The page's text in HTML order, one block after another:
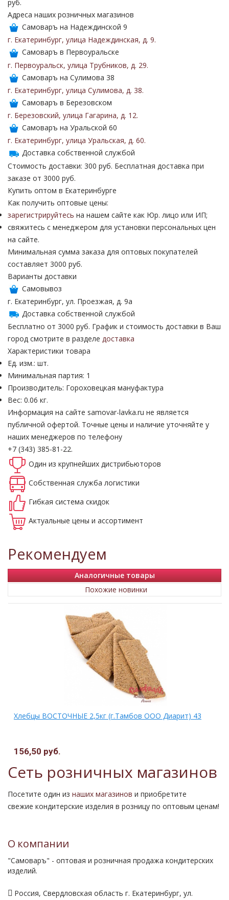
руб.
Адреса наших розничных магазинов
Самоваръ на Надеждинской 9
г. Екатеринбург, улица Надеждинская, д. 9.
Самоваръ в Первоуральске
г. Первоуральск, улица Трубников, д. 29.
Самоваръ на Сулимова 38
г. Екатеринбург, улица Сулимова, д. 38.
Самоваръ в Березовском
г. Березовский, улица Гагарина, д. 12.
Самоваръ на Уральской 60
г. Екатеринбург, улица Уральская, д. 60.
Доставка собственной службой
Стоимость доставки: 300 руб. Бесплатная доставка при
заказе от 3000 руб.
Купить оптом в Екатеринбурге
Как получить оптовые цены:
зарегистрируйтесь на нашем сайте как Юр. лицо или ИП;
свяжитесь с менеджером для установки персональных цен
на сайте.
Минимальная сумма заказа для оптовых покупателей
составляет 3000 руб.
Варианты доставки
Самовывоз
г. Екатеринбург, ул. Проезжая, д. 9а
Доставка собственной службой
Бесплатно от 3000 руб. График и стоимость доставки в Ваш
город смотрите в разделе доставка
Характеристики товара
Ед. изм.: шт.
Минимальная партия: 1
Производитель: Гороховецкая мануфактура
Вес: 0.06 кг.
Информация на сайте samovar-lavka.ru не является
публичной офертой. Точные цены и наличие уточняйте у
наших менеджеров по телефону
+7 (343) 385-81-22.
Один из крупнейших дистрибьюторов
Собственная служба логистики
Гибкая система скидок
Актуальные цены и ассортимент
Рекомендуем
Аналогичные товары
Похожие новинки
Хлебцы ВОСТОЧНЫЕ 2,5кг (г.Тамбов ООО Диарит) 43
156,50 руб.
Сеть розничных магазинов
Посетите один из наших магазинов и приобретите
свежие кондитерские изделия в розницу по оптовым ценам!
О компании
"Самоваръ" - оптовая и розничная продажа кондитерских
изделий.
Россия, Свердловская область г. Екатеринбург, ул.